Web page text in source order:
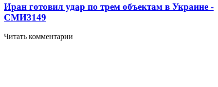
Иран готовил удар по трем объектам в Украине -
СМИ3149
Читать комментарии